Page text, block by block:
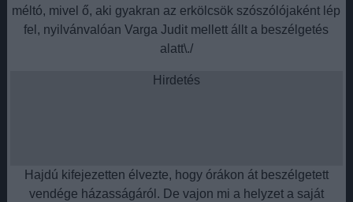
méltó, mivel ő, aki gyakran az erkölcsök szószólójaként lép
fel, nyilvánvalóan Varga Judit mellett állt a beszélgetés
alatt\./
Hirdetés
Hajdú kifejezetten élvezte, hogy órákon át beszélgetett
vendége házasságáról. De vajon mi a helyzet a saját